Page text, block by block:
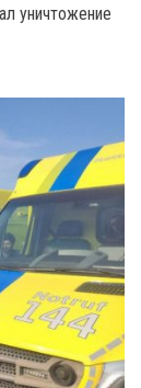
уничтожение